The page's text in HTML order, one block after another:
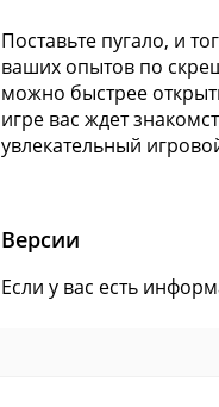
Поставьте пугало, и
ваших опытов по
можно быстрее
игре вас ждет
увлекательный
Версии
Если у вас есть